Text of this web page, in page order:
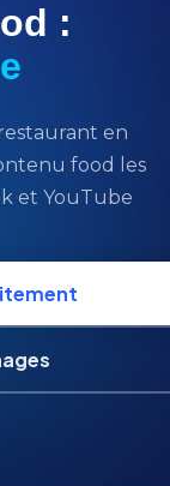
:
en
food les
et YouTube